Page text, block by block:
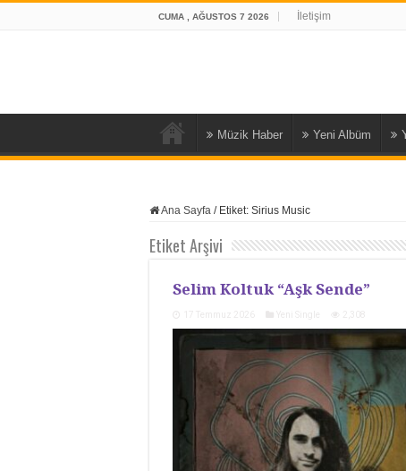
CUMA , AĞUSTOS 7 2026 İletişim
Müzik Haber Yeni Albüm
Ana Sayfa / Etiket: Sirius Music
Etiket Arşivi
Selim Koltuk “Aşk Sende”